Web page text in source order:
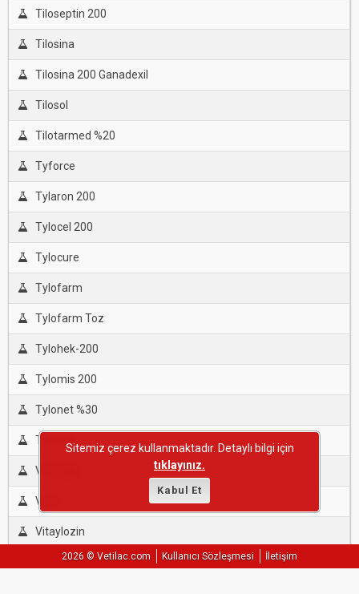
Tiloseptin 200
Tilosina
Tilosina 200 Ganadexil
Tilosol
Tilotarmed %20
Tyforce
Tylaron 200
Tylocel 200
Tylocure
Tylofarm
Tylofarm Toz
Tylohek-200
Tylomis 200
Tylonet %30
Tylovan
Vet-Tylo
Vetil
Vitaylozin
2026 © Vetilac.com Kullanıcı Sözleşmesi İletişim
Sitemiz çerez kullanmaktadır. Detaylı bilgi için
tıklayınız.
Kabul Et